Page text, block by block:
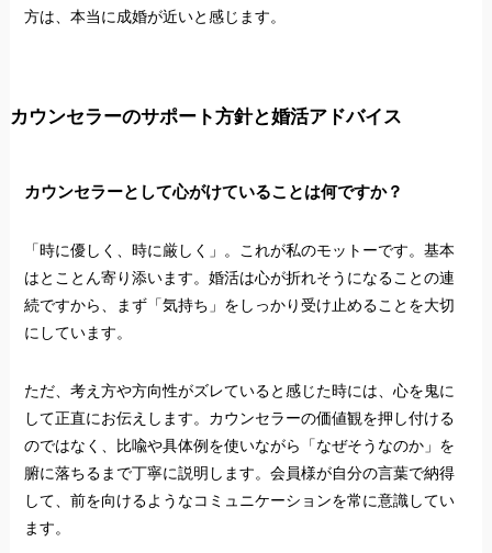
方は、本当に成婚が近いと感じます。
カウンセラーのサポート方針と婚活アドバイス
カウンセラーとして心がけていることは何ですか？
「時に優しく、時に厳しく」。これが私のモットーです。基本
はとことん寄り添います。婚活は心が折れそうになることの連
続ですから、まず「気持ち」をしっかり受け止めることを大切
にしています。
ただ、考え方や方向性がズレていると感じた時には、心を鬼に
して正直にお伝えします。カウンセラーの価値観を押し付ける
のではなく、比喩や具体例を使いながら「なぜそうなのか」を
腑に落ちるまで丁寧に説明します。会員様が自分の言葉で納得
して、前を向けるようなコミュニケーションを常に意識してい
ます。